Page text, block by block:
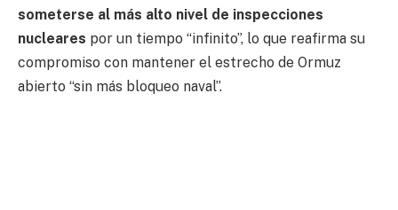
someterse al más alto nivel de inspecciones
nucleares por un tiempo “infinito”, lo que reafirma su
compromiso con mantener el estrecho de Ormuz
abierto “sin más bloqueo naval”.